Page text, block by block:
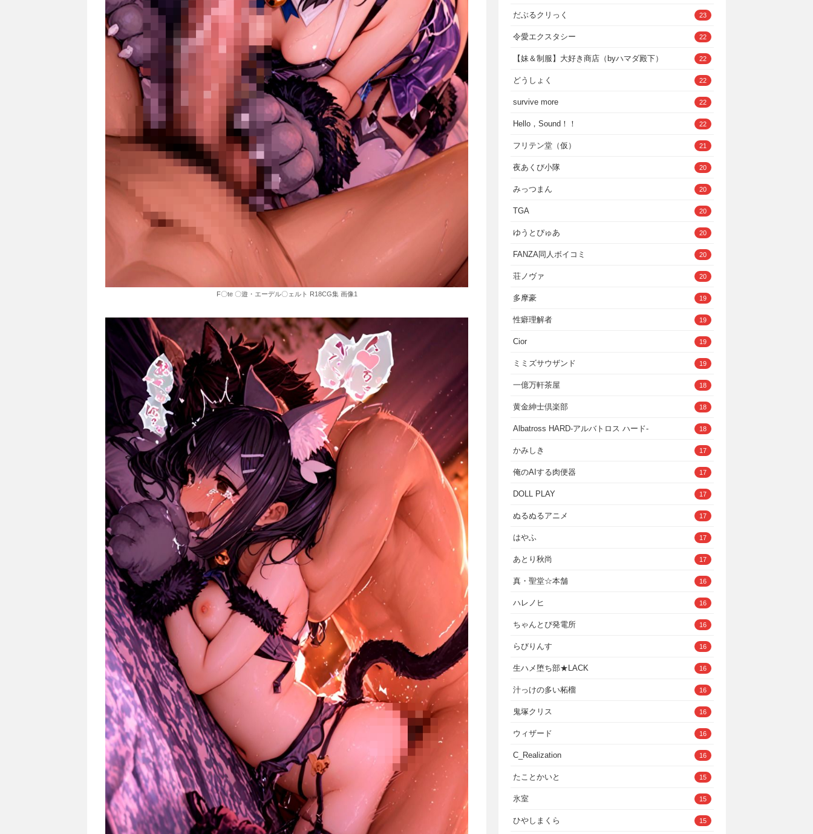
F〇te 〇遊・エーデル〇ェルト R18CG集 画像1
だぶるクリっく 23
令愛エクスタシー 22
【妹＆制服】大好き商店（byハマダ殿下） 22
どうしょく 22
survive more 22
Hello，Sound！！ 22
フリテン堂（仮） 21
夜あくび小隊 20
みっつまん 20
TGA 20
ゆうとぴゅあ 20
FANZA同人ボイコミ 20
荘ノヴァ 20
多摩豪 19
性癖理解者 19
Cior 19
ミミズサウザンド 19
一億万軒茶屋 18
黄金紳士倶楽部 18
Albatross HARD‐アルバトロス ハード‐ 18
かみしき 17
俺のAIする肉便器 17
DOLL PLAY 17
ぬるぬるアニメ 17
はやふ 17
あとり秋尚 17
真・聖堂☆本舗 16
ハレノヒ 16
ちゃんとぴ発電所 16
らびりんす 16
生ハメ堕ち部★LACK 16
汁っけの多い柘榴 16
鬼塚クリス 16
ウィザード 16
C_Realization 16
たことかいと 15
氷室 15
ひやしまくら 15